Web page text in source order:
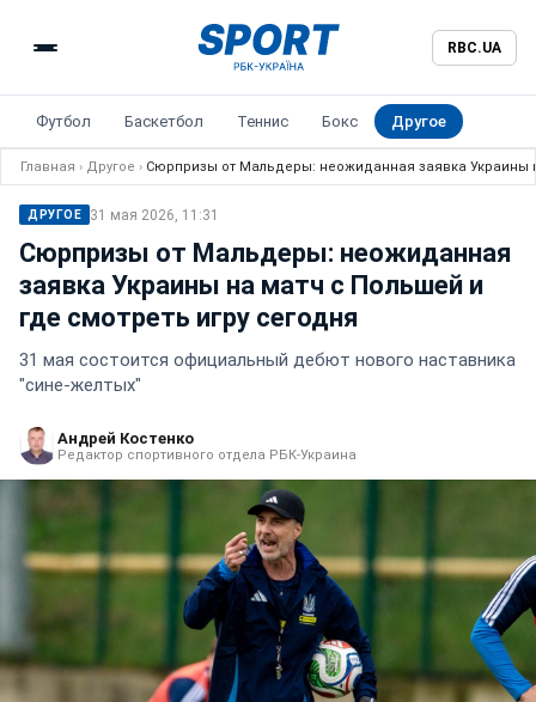
RBC.UA
Футбол Баскетбол Теннис Бокс Другое
Главная › Другое › Сюрпризы от Мальдеры: неожиданная заявка Украины
ДРУГОЕ 31 мая 2026, 11:31
Сюрпризы от Мальдеры: неожиданная
заявка Украины на матч с Польшей и
где смотреть игру сегодня
31 мая состоится официальный дебют нового наставника
"сине-желтых"
Андрей Костенко
Редактор спортивного отдела РБК-Украина